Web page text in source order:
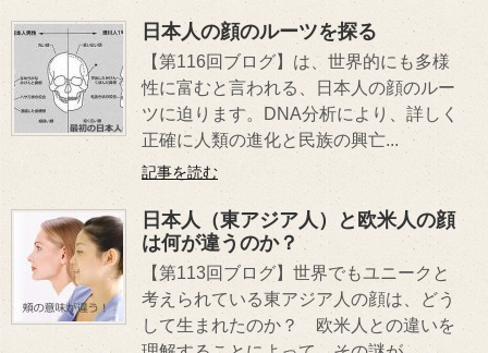
日本人の顔のルーツを探る
【第116回ブログ】は、世界的にも多様
性に富むと言われる、日本人の顔のルー
ツに迫ります。DNA分析により、詳しく
正確に人類の進化と民族の興亡...
記事を読む
日本人（東アジア人）と欧米人の顔
は何が違うのか？
【第113回ブログ】世界でもユニークと
考えられている東アジア人の顔は、どう
して生まれたのか？ 欧米人との違いを